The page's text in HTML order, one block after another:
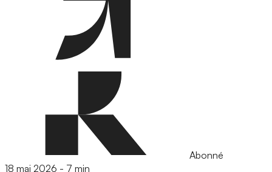
Abonné
18 mai 2026 - 7 min